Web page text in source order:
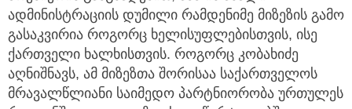
ადმინისტრაციის დუმილი რამდენიმე მიზეზის გამო
გასაკვირია როგორც ხელისუფლებისთვის, ისე
ქართველი ხალხისთვის. როგორც კობახიძე
აღნიშნავს, ამ მიზეზთა შორისაა საქართველოს
მრავალწლიანი საიმედო პარტნიორობა ურთულეს